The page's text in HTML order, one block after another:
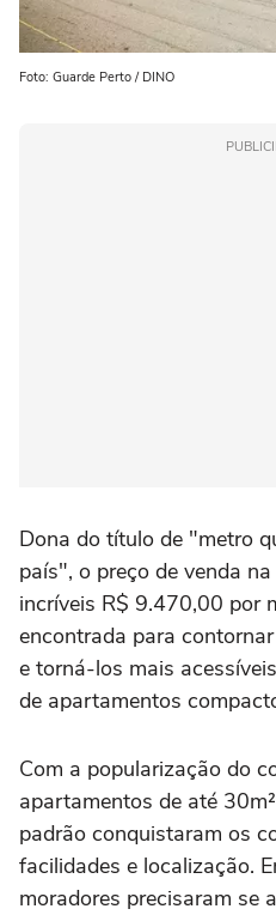
Foto: Guarde Perto / DINO
Dona do título de "metro
país", o preço de venda
incríveis R$ 9.470,00 por
encontrada para
e torná-los mais
de apartamentos
Com a popularização do
apartamentos de até
padrão conquistaram os
facilidades e localização.
moradores precisaram se